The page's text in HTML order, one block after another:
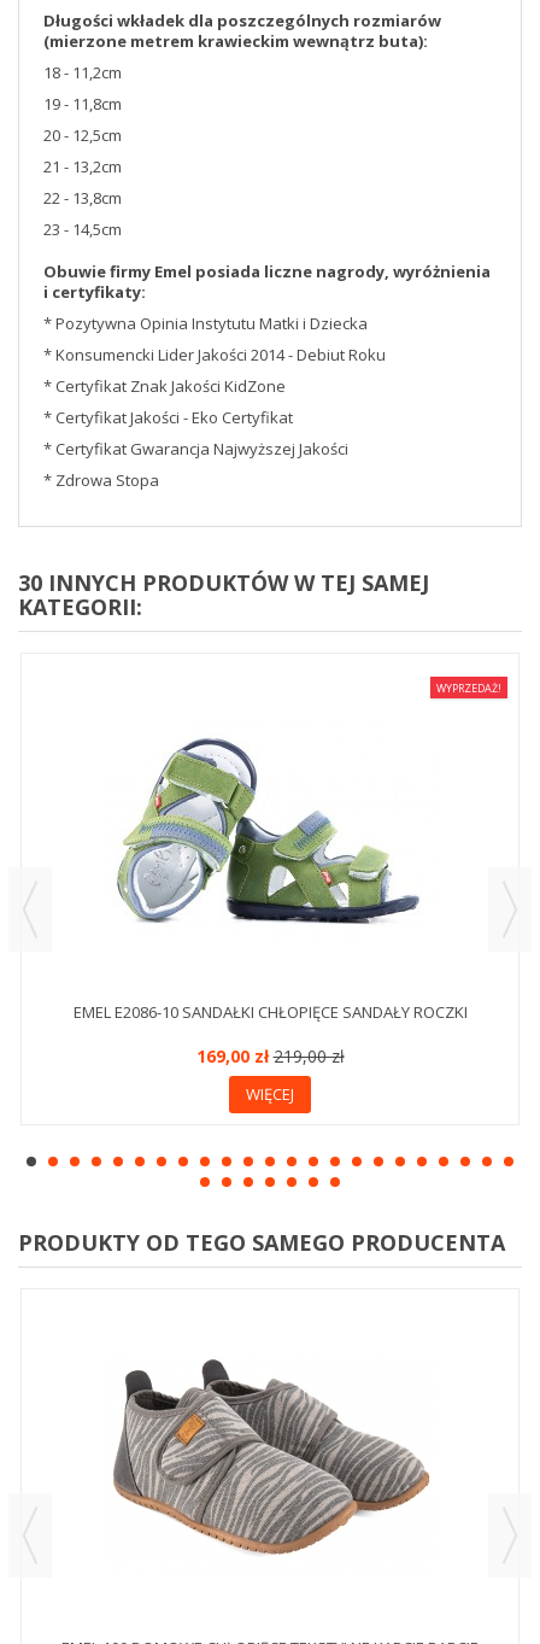
Długości wkładek dla poszczególnych rozmiarów
(mierzone metrem krawieckim wewnątrz buta):
18 - 11,2cm
19 - 11,8cm
20 - 12,5cm
21 - 13,2cm
22 - 13,8cm
23 - 14,5cm
Obuwie firmy Emel posiada liczne nagrody, wyróżnienia
i certyfikaty:
* Pozytywna Opinia Instytutu Matki i Dziecka
* Konsumencki Lider Jakości 2014 - Debiut Roku
* Certyfikat Znak Jakości KidZone
* Certyfikat Jakości - Eko Certyfikat
* Certyfikat Gwarancja Najwyższej Jakości
* Zdrowa Stopa
30 INNYCH PRODUKTÓW W TEJ SAMEJ
KATEGORII:
WYPRZEDAŻ!
EMEL E2086-10 SANDAŁKI CHŁOPIĘCE SANDAŁY ROCZKI
169,00 zł219,00 zł
WIĘCEJ
PRODUKTY OD TEGO SAMEGO PRODUCENTA